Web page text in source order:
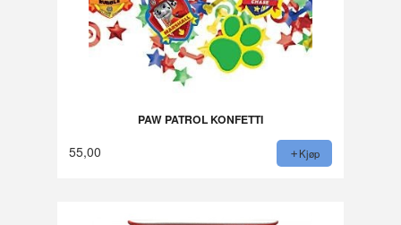
PAW PATROL KONFETTI
55,00 Kjøp